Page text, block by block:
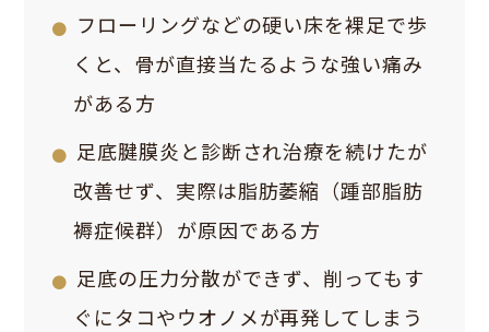
フローリングなどの硬い床を裸足で歩
くと、骨が直接当たるような強い痛み
がある方
足底腱膜炎と診断され治療を続けたが
改善せず、実際は脂肪萎縮（踵部脂肪
褥症候群）が原因である方
足底の圧力分散ができず、削ってもす
ぐにタコやウオノメが再発してしまう